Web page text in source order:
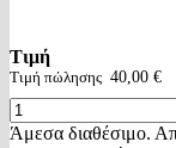
Τιμή
Τιμή πώλησης 40,00 €
Άμεσα διαθέσιμο.